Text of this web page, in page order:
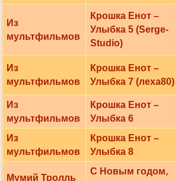
Из
мультфильмов
Крошка Енот –
Улыбка 5 (Serge-
Studio)
Из
мультфильмов
Крошка Енот –
Улыбка 7 (леха80)
Из
мультфильмов
Крошка Енот –
Улыбка 6
Из
мультфильмов
Крошка Енот –
Улыбка 8
Мумий Тролль
С Новым годом,